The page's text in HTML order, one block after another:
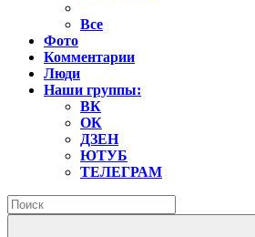
Все
Фото
Комментарии
Люди
Наши группы:
ВК
ОК
ДЗЕН
ЮТУБ
ТЕЛЕГРАМ